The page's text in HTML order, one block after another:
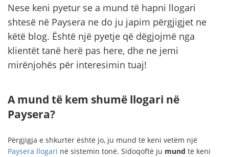
Nese keni pyetur se a mund të hapni llogari
shtesë në Paysera ne do ju japim përgjigjet ne
këtë blog. Është një pyetje që dëgjojmë nga
klientët tanë herë pas here, dhe ne jemi
mirënjohës për interesimin tuaj!
A mund të kem shumë llogari në
Paysera?
Përgjigja e shkurtër është jo, ju mund të keni vetëm një
Paysera llogari në sistemin tonë. Sidoqoftë ju mund të keni